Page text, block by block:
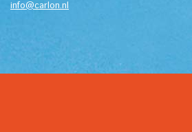
info@carlon.nl